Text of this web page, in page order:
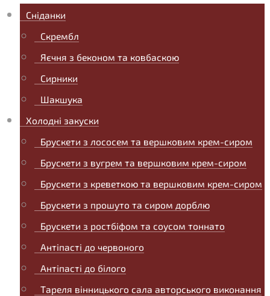
Сніданки
Скрембл
Яєчня з беконом та ковбаскою
Сирники
Шакшука
Холодні закуски
Брускети з лососем та вершковим крем-сиром
Брускети з вугрем та вершковим крем-сиром
Брускети з креветкою та вершковим крем-сиром
Брускети з прошуто та сиром дорблю
Брускети з ростбіфом та соусом тоннато
Антіпасті до червоного
Антіпасті до білого
Тареля вінницького сала авторського виконання